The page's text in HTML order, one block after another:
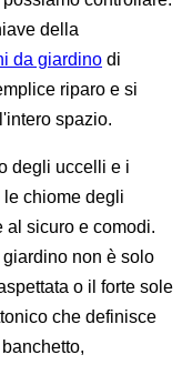
della
da giardino di
riparo e si
spazio.
degli uccelli e i
chiome degli
al sicuro e comodi.
non è solo
o il forte sole
che definisce